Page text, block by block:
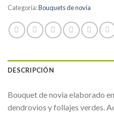
Categoría:Bouquets de novia
DESCRIPCIÓN
Bouquet de novia elaborado
dendrovios y follajes verdes.